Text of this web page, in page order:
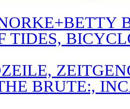
TIDES,
BRUTE:,